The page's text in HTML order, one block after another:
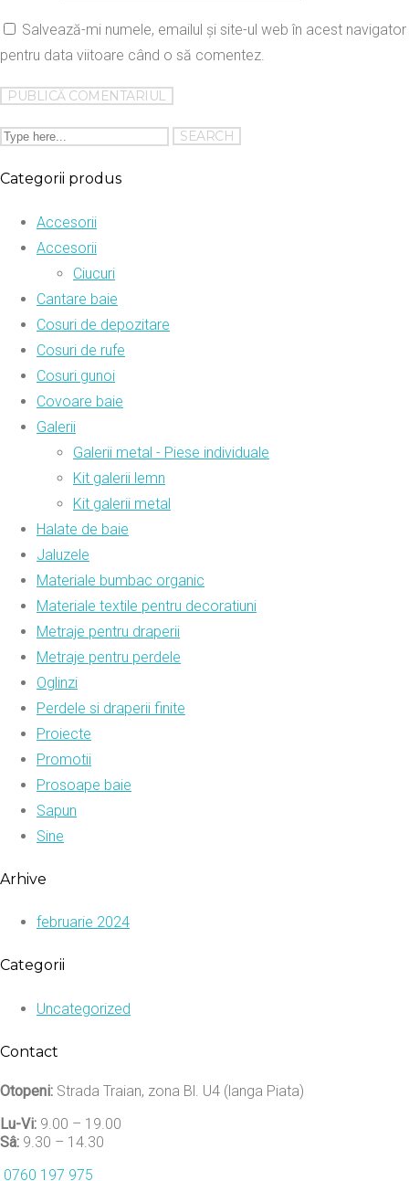
Salvează-mi numele, emailul și site-ul web în acest navigator
pentru data viitoare când o să comentez.
Categorii produs
Accesorii
Accesorii
Ciucuri
Cantare baie
Cosuri de depozitare
Cosuri de rufe
Cosuri gunoi
Covoare baie
Galerii
Galerii metal - Piese individuale
Kit galerii lemn
Kit galerii metal
Halate de baie
Jaluzele
Materiale bumbac organic
Materiale textile pentru decoratiuni
Metraje pentru draperii
Metraje pentru perdele
Oglinzi
Perdele si draperii finite
Proiecte
Promotii
Prosoape baie
Sapun
Sine
Arhive
februarie 2024
Categorii
Uncategorized
Contact
Otopeni: Strada Traian, zona Bl. U4 (langa Piata)
Lu-Vi: 9.00 – 19.00
Sâ: 9.30 – 14.30
0760 197 975